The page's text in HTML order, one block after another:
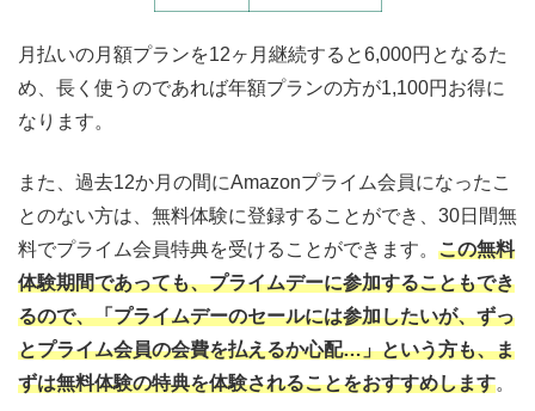
月払いの月額プランを12ヶ月継続すると6,000円となるた
め、長く使うのであれば年額プランの方が1,100円お得に
なります。
また、過去12か月の間にAmazonプライム会員になったこ
とのない方は、無料体験に登録することができ、30日間無
料でプライム会員特典を受けることができます。 この無料
体験期間であっても、プライムデーに参加することもでき
るので、「プライムデーのセールには参加したいが、ずっ
とプライム会員の会費を払えるか心配…」という方も、ま
ずは無料体験の特典を体験されることをおすすめします。